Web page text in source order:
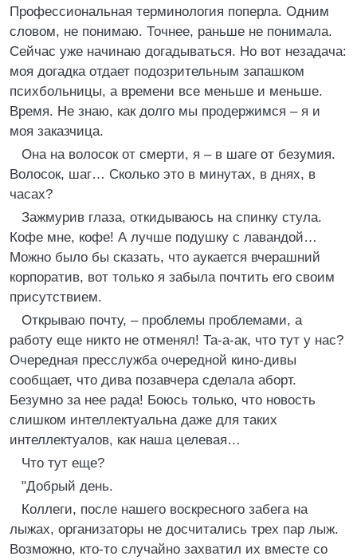
Профессиональная терминология поперла. Одним
словом, не понимаю. Точнее, раньше не понимала.
Сейчас уже начинаю догадываться. Но вот незадача:
моя догадка отдает подозрительным запашком
психбольницы, а времени все меньше и меньше.
Время. Не знаю, как долго мы продержимся – я и
моя заказчица.
Она на волосок от смерти, я – в шаге от безумия.
Волосок, шаг… Сколько это в минутах, в днях, в
часах?
Зажмурив глаза, откидываюсь на спинку стула.
Кофе мне, кофе! А лучше подушку с лавандой…
Можно было бы сказать, что аукается вчерашний
корпоратив, вот только я забыла почтить его своим
присутствием.
Открываю почту, – проблемы проблемами, а
работу еще никто не отменял! Та-а-ак, что тут у нас?
Очередная пресслужба очередной кино-дивы
сообщает, что дива позавчера сделала аборт.
Безумно за нее рада! Боюсь только, что новость
слишком интеллектуальна даже для таких
интеллектуалов, как наша целевая…
Что тут еще?
"Добрый день.
Коллеги, после нашего воскресного забега на
лыжах, организаторы не досчитались трех пар лыж.
Возможно, кто-то случайно захватил их вместе со